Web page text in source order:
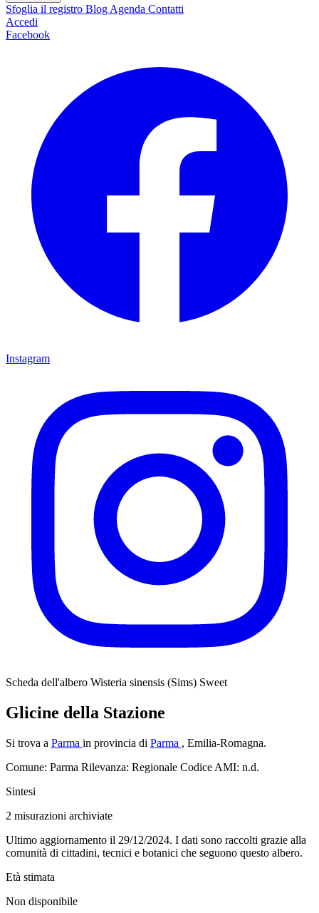
Sfoglia il registro Blog Agenda Contatti
Accedi
Facebook
Instagram
Scheda dell'albero Wisteria sinensis (Sims) Sweet
Glicine della Stazione
Si trova a Parma in provincia di Parma , Emilia-Romagna.
Comune: Parma Rilevanza: Regionale Codice AMI: n.d.
Sintesi
2 misurazioni archiviate
Ultimo aggiornamento il 29/12/2024. I dati sono raccolti grazie alla
comunità di cittadini, tecnici e botanici che seguono questo albero.
Età stimata
Non disponibile